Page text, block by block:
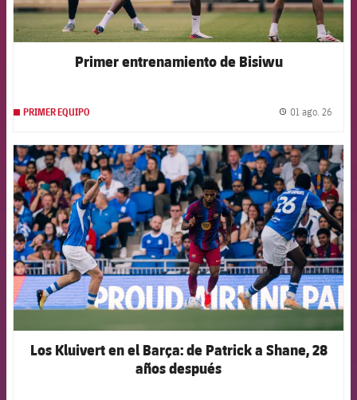
Primer entrenamiento de Bisiwu
PRIMER EQUIPO 01 ago. 26
FCB Barcelona badge
Los Kluivert en el Barça: de Patrick a Shane, 28
años después